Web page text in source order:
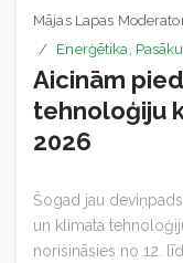
Mājas Lapas
Enerģētika
Aicinām
tehnoloģiju
2026
Šogad jau
un klimata
norisināsies no 12.